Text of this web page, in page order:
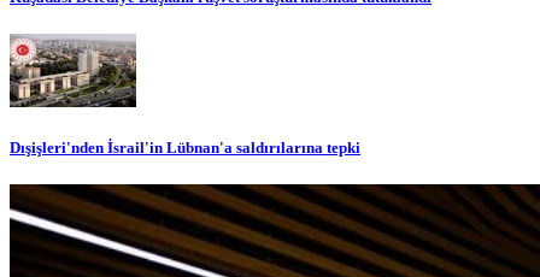
Dışişleri'nden İsrail'in Lübnan'a saldırılarına tepki